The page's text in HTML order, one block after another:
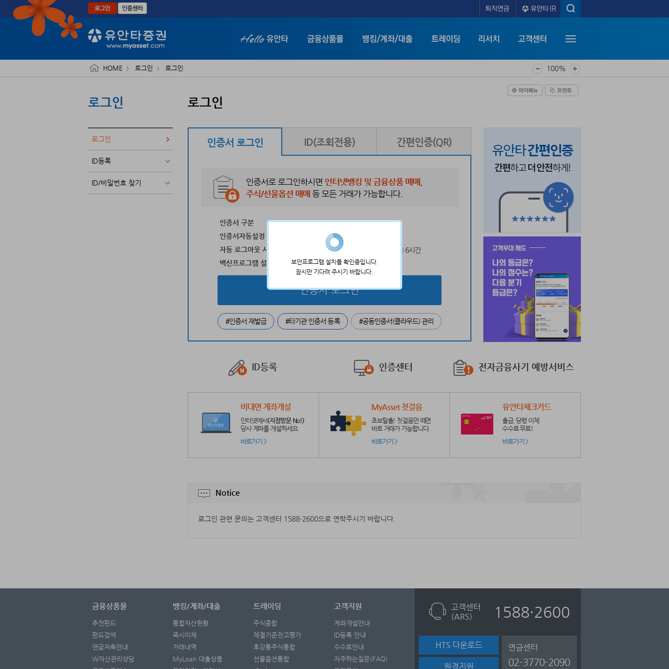
본문으로 바로가기
HOME 로그인 로그인 100%
로그인
로그인
ID등록
ID/비밀번호 찾기
로그인
인증서 로그인 ID(조회전용) 간편인증(QR)
인증서로 로그인하시면 인터넷뱅킹 및 금융상품 매매,
주식/선물옵션 매매 등 모든 거래가 가능합니다.
인증서 구분 공동인증서
공동인증서(클라우드)
인증서자동설정
사용안함
자동 로그아웃 시간
1시간
6시간
백신프로그램 설치
설치 미설치
인증서 로그인
#인증서 재발급 #타기관 인증서 등록 #공동인증서(클라우드) 관리
ID등록 인증센터 전자금융사기 예방서비스
비대면 계좌개설
인터넷에서(지점방문 No!)
당사 계좌를 개설하세요.
바로가기 >
MyAsset 첫걸음
초보탈출! 첫걸음만 떼면
바로 거래가 가능합니다.
바로가기 >
유안타체크카드
출금, 당행 이체
수수료 무료!
바로가기 >
Notice
로그인 관련 문의는 고객센터 1588-2600으로 연락주시기 바랍니다.
금융상품몰
추천펀드
펀드검색
연금저축안내
W자산관리상담
뱅킹/계좌/대출
통합자산현황
즉시이체
거래내역
MyLoan 대출상품
트레이딩
주식종합
체결기준잔고평가
후강퉁주식통합
선물옵션통합
고객지원
계좌개설안내
ID등록 안내
수수료안내
자주하는질문(FAQ)
고객센터
(ARS)
1588·2600
HTS 다운로드
원격지원
연금센터
02-3770-2090
보안프로그램 설치를 확인중입니다.
잠시만 기다려 주시기 바랍니다.